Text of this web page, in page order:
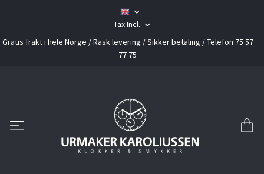
Tax Incl.
Gratis frakt i hele Norge / Rask levering / Sikker betaling / Telefon 75 57
77 75